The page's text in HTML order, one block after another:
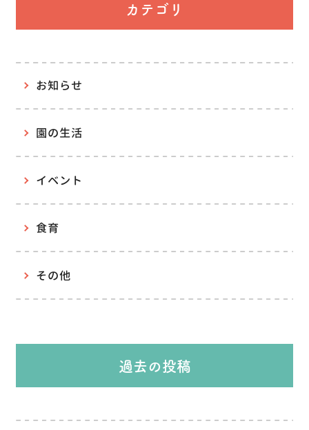
カテゴリ
お知らせ
園の生活
イベント
食育
その他
過去の投稿